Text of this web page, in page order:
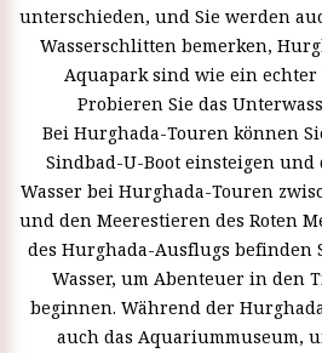
unterschieden, und Sie werden
Wasserschlitten bemerken,
Aquapark sind wie ein echter
Probieren Sie das
Bei Hurghada-Touren können
Sindbad-U-Boot einsteigen
Wasser bei Hurghada-Touren
und den Meerestieren des Roten
des Hurghada-Ausflugs befinden
Wasser, um Abenteuer in den
beginnen. Während der
auch das Aquariummuseum,